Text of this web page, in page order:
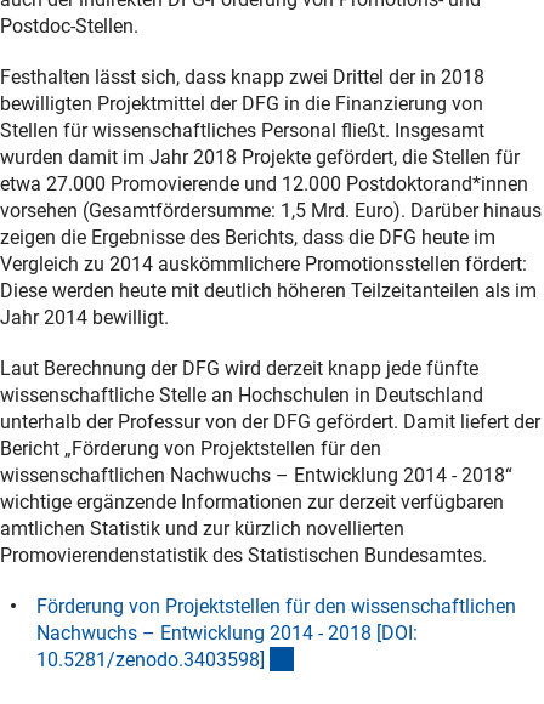
Postdoc-Stellen.
Festhalten lässt sich, dass knapp zwei Drittel der in 2018
bewilligten Projektmittel der DFG in die Finanzierung von
Stellen für wissenschaftliches Personal fließt. Insgesamt
wurden damit im Jahr 2018 Projekte gefördert, die Stellen für
etwa 27.000 Promovierende und 12.000 Postdoktorand*innen
vorsehen (Gesamtfördersumme: 1,5 Mrd. Euro). Darüber hinaus
zeigen die Ergebnisse des Berichts, dass die DFG heute im
Vergleich zu 2014 auskömmlichere Promotionsstellen fördert:
Diese werden heute mit deutlich höheren Teilzeitanteilen als im
Jahr 2014 bewilligt.
Laut Berechnung der DFG wird derzeit knapp jede fünfte
wissenschaftliche Stelle an Hochschulen in Deutschland
unterhalb der Professur von der DFG gefördert. Damit liefert der
Bericht „Förderung von Projektstellen für den
wissenschaftlichen Nachwuchs – Entwicklung 2014 - 2018“
wichtige ergänzende Informationen zur derzeit verfügbaren
amtlichen Statistik und zur kürzlich novellierten
Promovierendenstatistik des Statistischen Bundesamtes.
Förderung von Projektstellen für den wissenschaftlichen
Nachwuchs – Entwicklung 2014 - 2018 [DOI:
10.5281/zenodo.3403598]